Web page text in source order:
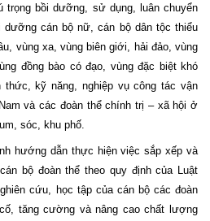
bồi dưỡng, sử dụng, luân chuyển
dưỡng cán bộ nữ, cán bộ dân tộc thiểu
vùng xa, vùng biên giới, hải đảo, vùng
đồng bào có đạo, vùng đặc biệt khó
thức, kỹ năng, nghiệp vụ công tác vận
và các đoàn thể chính trị – xã hội ở
sóc, khu phố.
hướng dẫn thực hiện việc sắp xếp và
bộ đoàn thể theo quy định của Luật
cứu, học tập của cán bộ các đoàn
tăng cường và nâng cao chất lượng